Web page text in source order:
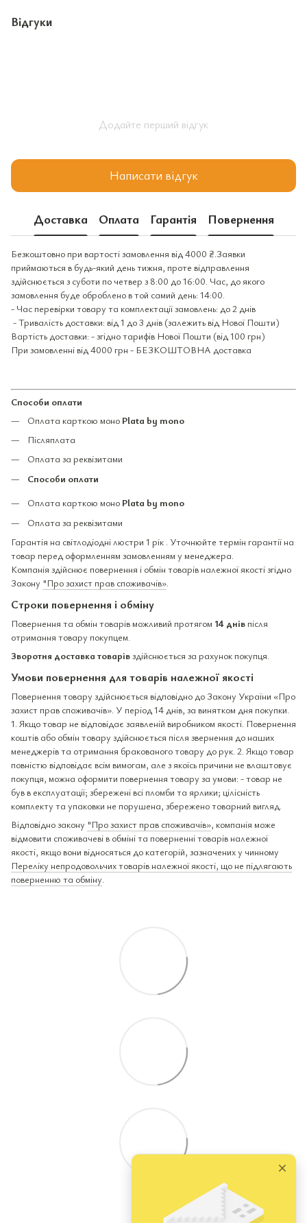
Відгуки
Додайте перший відгук
Написати відгук
Доставка Оплата Гарантія Повернення
Безкоштовно при вартості замовлення від 4000 ₴.Заявки
приймаються в будь-який день тижня, проте відправлення
здійснюється з суботи по четвер з 8:00 до 16:00. Час, до якого
замовлення буде оброблено в той самий день: 14:00.
- Час перевірки товару та комплектації замовлень: до 2 днів
- Тривалість доставки: від 1 до 3 днів (залежить від Нової Пошти)
Вартість доставки: - згідно тарифів Нової Пошти (від 100 грн)
При замовленні від 4000 грн - БЕЗКОШТОВНА доставка
Способи оплати
Оплата карткою моно Plata by mono
Післяплата
Оплата за реквізитами
Способи оплати
Оплата карткою моно Plata by mono
Оплата за реквізитами
Гарантія на світлодіодні люстри 1 рік . Уточнюйте термін гарантії на
товар перед оформленням замовленням у менеджера.
Компанія здійснює повернення і обмін товарів належної якості згідно
Закону "Про захист прав споживачів».
Строки повернення і обміну
Повернення та обмін товарів можливий протягом 14 днів після
отримання товару покупцем.
Зворотня доставка товарівздійснюється за рахунок покупця.
Умови повернення для товарів належної якості
Повернення товару здійснюється відповідно до Закону України «Про
захист прав споживачів». У період 14 днів, за винятком дня покупки.
1. Якщо товар не відповідає заявленій виробником якості. Повернення
коштів або обмін товару здійснюється після звернення до наших
менеджерів та отримання бракованого товару до рук. 2. Якщо товар
повністю відповідає всім вимогам, але з якоїсь причини не влаштовує
покупця, можна оформити повернення товару за умови: - товар не
був в експлуатації; збережені всі пломби та ярлики; цілісність
комплекту та упаковки не порушена, збережено товарний вигляд.
Відповідно закону "Про захист прав споживачів», компанія може
відмовити споживачеві в обміні та поверненні товарів належної
якості, якщо вони відносяться до категорій, зазначених у чинному
Переліку непродовольчих товарів належної якості, що не підлягають
поверненню та обміну